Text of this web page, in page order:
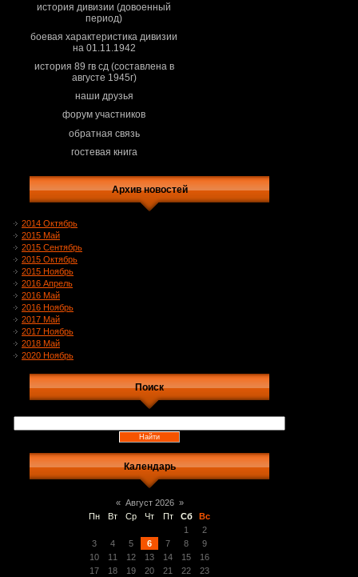
история дивизии (довоенный
период)
боевая характеристика дивизии
на 01.11.1942
история 89 гв сд (составлена в
августе 1945г)
наши друзья
форум участников
обратная связь
гостевая книга
Архив новостей
2014 Октябрь
2015 Май
2015 Сентябрь
2015 Октябрь
2015 Ноябрь
2016 Апрель
2016 Май
2016 Ноябрь
2017 Май
2017 Ноябрь
2018 Май
2020 Ноябрь
Поиск
Календарь
« Август 2026 »
Пн
Вт Ср Чт Пт Сб
Вс
1
2
3
4 5 6 7 8
9
10
11 12 13 14 15
16
17
18 19 20 21 22
23